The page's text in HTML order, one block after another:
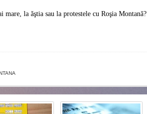
mare, la ăştia sau la protestele cu Roşia Montană?